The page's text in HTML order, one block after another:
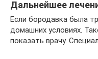
Дальнейшее
Если бородавка была
домашних условиях.
показать врачу.